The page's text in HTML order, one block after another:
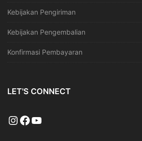
Kebijakan Pengiriman
Kebijakan Pengembalian
Konfirmasi Pembayaran
LET'S CONNECT